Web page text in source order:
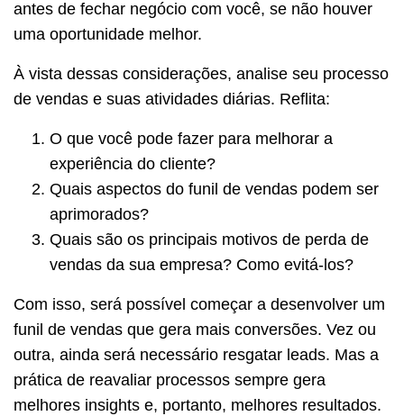
antes de fechar negócio com você, se não houver
uma oportunidade melhor.
À vista dessas considerações, analise seu processo
de vendas e suas atividades diárias. Reflita:
O que você pode fazer para melhorar a
experiência do cliente?
Quais aspectos do funil de vendas podem ser
aprimorados?
Quais são os principais motivos de perda de
vendas da sua empresa? Como evitá-los?
Com isso, será possível começar a desenvolver um
funil de vendas que gera mais conversões. Vez ou
outra, ainda será necessário resgatar leads. Mas a
prática de reavaliar processos sempre gera
melhores insights e, portanto, melhores resultados.